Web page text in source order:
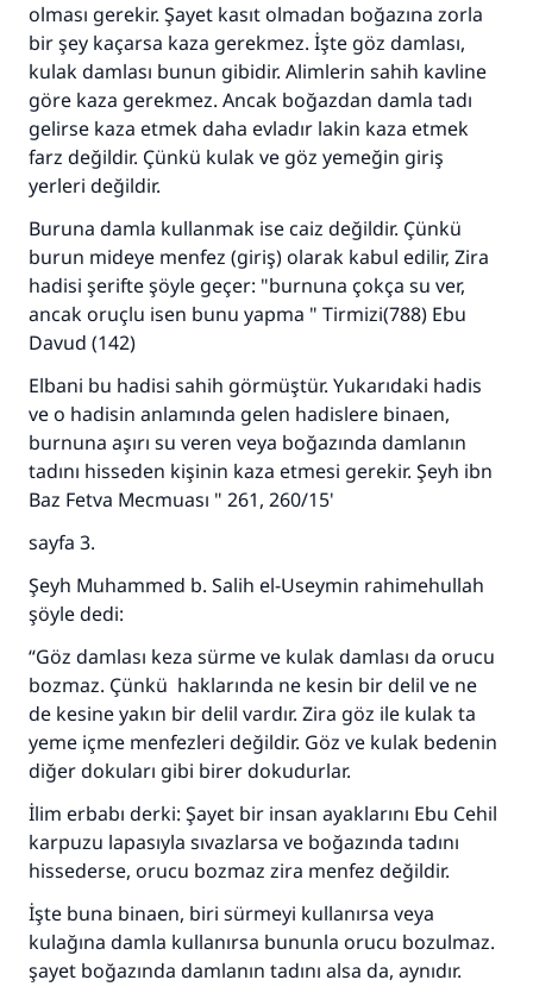
olması gerekir. Şayet kasıt olmadan boğazına zorla
bir şey kaçarsa kaza gerekmez. İşte göz damlası,
kulak damlası bunun gibidir. Alimlerin sahih kavline
göre kaza gerekmez. Ancak boğazdan damla tadı
gelirse kaza etmek daha evladır lakin kaza etmek
farz değildir. Çünkü kulak ve göz yemeğin giriş
yerleri değildir.
Buruna damla kullanmak ise caiz değildir. Çünkü
burun mideye menfez (giriş) olarak kabul edilir, Zira
hadisi şerifte şöyle geçer: "burnuna çokça su ver,
ancak oruçlu isen bunu yapma " Tirmizi(788) Ebu
Davud (142)
Elbani bu hadisi sahih görmüştür. Yukarıdaki hadis
ve o hadisin anlamında gelen hadislere binaen,
burnuna aşırı su veren veya boğazında damlanın
tadını hisseden kişinin kaza etmesi gerekir. Şeyh ibn
Baz Fetva Mecmuası " 261, 260/15'
sayfa 3.
Şeyh Muhammed b. Salih el-Useymin rahimehullah
şöyle dedi:
“Göz damlası keza sürme ve kulak damlası da orucu
bozmaz. Çünkü haklarında ne kesin bir delil ve ne
de kesine yakın bir delil vardır. Zira göz ile kulak ta
yeme içme menfezleri değildir. Göz ve kulak bedenin
diğer dokuları gibi birer dokudurlar.
İlim erbabı derki: Şayet bir insan ayaklarını Ebu Cehil
karpuzu lapasıyla sıvazlarsa ve boğazında tadını
hissederse, orucu bozmaz zira menfez değildir.
İşte buna binaen, biri sürmeyi kullanırsa veya
kulağına damla kullanırsa bununla orucu bozulmaz.
şayet boğazında damlanın tadını alsa da, aynıdır.
110845 Nolu Cevap, bir evliliği
kurtardı.
Ümmete cevapları ulaştırmak için bizi destekle
Rasulullah ﷺ şöyle dedi:
Her kim bir hayra yol gösterirse , hayrı yapan
kişinin sevabı kadar ona sevap yazılır.
(MUSLIM 1893)
Şimdi katkı yapın!